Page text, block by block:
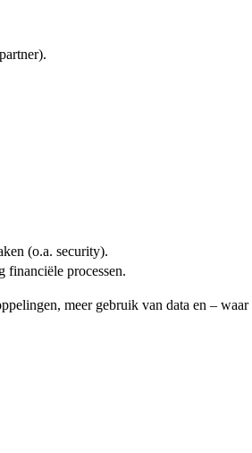
(o.a. security).
financiële processen.
meer gebruik van data en –